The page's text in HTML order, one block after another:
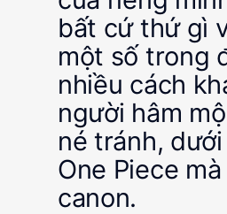
bất cứ thứ gì
một số trong
nhiều cách
người hâm
né tránh,
One Piece
canon.